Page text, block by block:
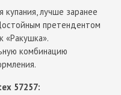
лучше заранее
претендентом
«Ракушка».
комбинацию
57257: